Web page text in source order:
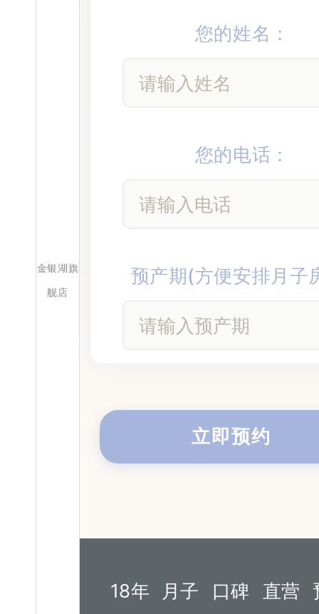
金银湖旗
舰店
您的姓名：
您的电话：
预产期(方便安排月子
18年 月子 口碑 直营